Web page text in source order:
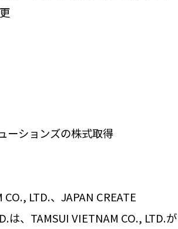
ーションズの株式取得
LTD.、JAPAN CREATE
は、TAMSUI VIETNAM CO., LTD.が